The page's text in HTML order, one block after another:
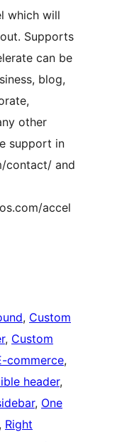
which will
Supports
can be
blog,
other
support in
contact/ and
accel
, Custom
, Custom
commerce
header
, One
, Right